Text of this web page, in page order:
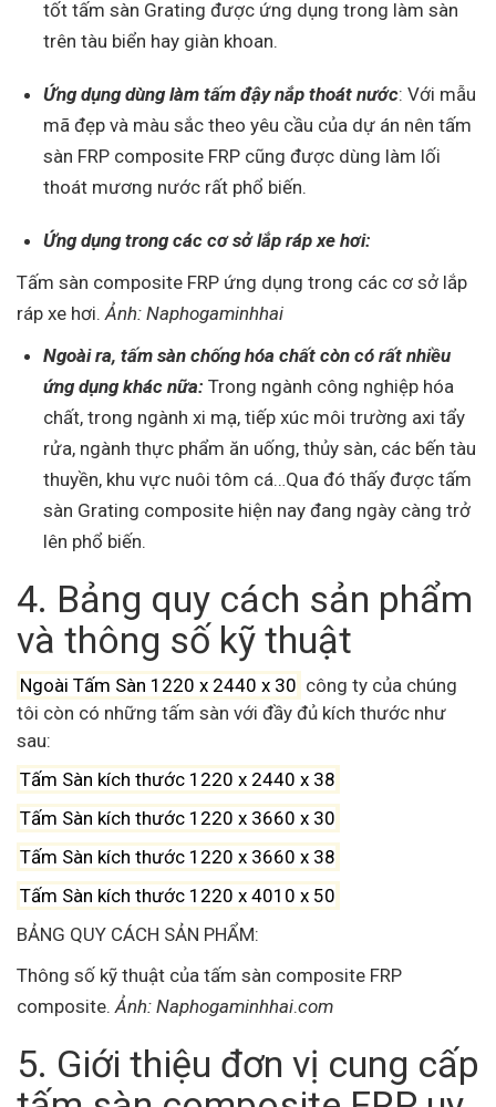
tốt tấm sàn Grating được ứng dụng trong làm sàn
trên tàu biển hay giàn khoan.
Ứng dụng dùng làm tấm đậy nắp thoát nước: Với mẫu
mã đẹp và màu sắc theo yêu cầu của dự án nên tấm
sàn FRP composite FRP cũng được dùng làm lối
thoát mương nước rất phổ biến.
Ứng dụng trong các cơ sở lắp ráp xe hơi:
Tấm sàn composite FRP ứng dụng trong các cơ sở lắp
ráp xe hơi.Ảnh: Naphogaminhhai
Ngoài ra, tấm sàn chống hóa chất còn có rất nhiều
ứng dụng khác nữa: Trong ngành công nghiệp hóa
chất, trong ngành xi mạ, tiếp xúc môi trường axi tẩy
rửa, ngành thực phẩm ăn uống, thủy sàn, các bến tàu
thuyền, khu vực nuôi tôm cá…Qua đó thấy được tấm
sàn Grating composite hiện nay đang ngày càng trở
lên phổ biến.
4. Bảng quy cách sản phẩm
và thông số kỹ thuật
Ngoài Tấm Sàn 1220 x 2440 x 30 công ty của chúng
tôi còn có những tấm sàn với đầy đủ kích thước như
sau:
Tấm Sàn kích thước 1220 x 2440 x 38
Tấm Sàn kích thước 1220 x 3660 x 30
Tấm Sàn kích thước 1220 x 3660 x 38
Tấm Sàn kích thước 1220 x 4010 x 50
BẢNG QUY CÁCH SẢN PHẨM:
Thông số kỹ thuật của tấm sàn composite FRP
composite.Ảnh: Naphogaminhhai.com
5. Giới thiệu đơn vị cung cấp